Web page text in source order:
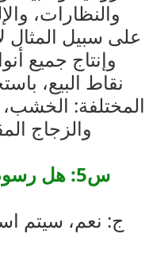
والنظارات،
على سبيل المثال
وإنتاج جميع
نقاط البيع،
المختلفة: الخشب،
س5: هل
ج: نعم، سيتم